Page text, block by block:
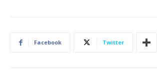
Facebook Twitter